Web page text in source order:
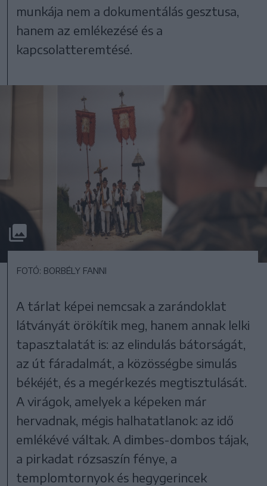
munkája nem a dokumentálás gesztusa,
hanem az emlékezésé és a
kapcsolatteremtésé.
FOTÓ: BORBÉLY FANNI
A tárlat képei nemcsak a zarándoklat
látványát örökítik meg, hanem annak lelki
tapasztalatát is: az elindulás bátorságát,
az út fáradalmát, a közösségbe simulás
békéjét, és a megérkezés megtisztulását.
A virágok, amelyek a képeken már
hervadnak, mégis halhatatlanok: az idő
emlékévé váltak. A dimbes-dombos tájak,
a pirkadat rózsaszín fénye, a
templomtornyok és hegygerincek